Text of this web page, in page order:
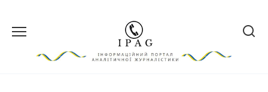
вмісту